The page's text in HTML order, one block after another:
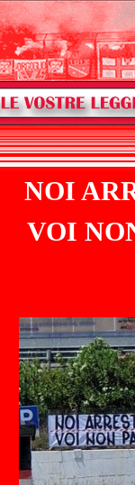
NOI
VOI